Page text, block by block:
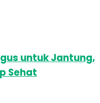
untuk Jantung,
Sehat